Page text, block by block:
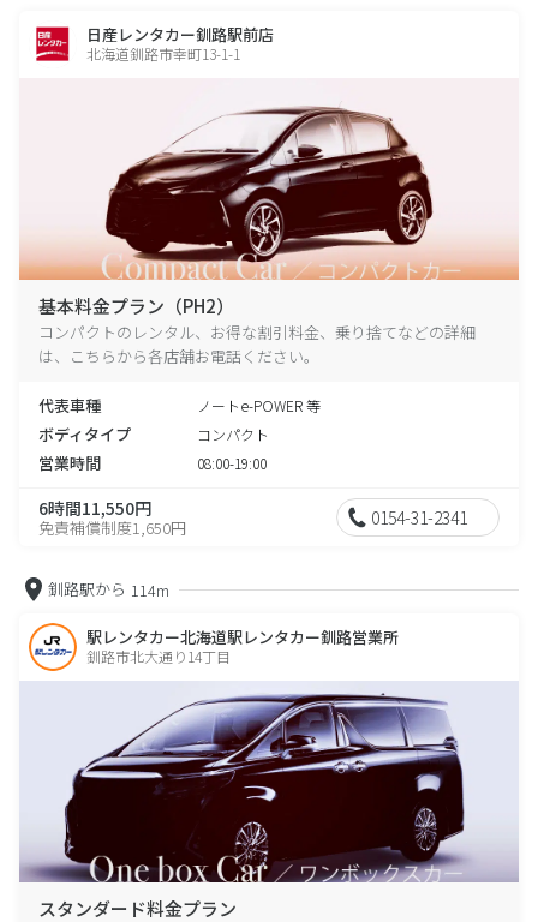
日産レンタカー釧路駅前店
北海道釧路市幸町13-1-1
基本料金プラン（PH2）
コンパクトのレンタル、お得な割引料金、乗り捨てなどの詳細
は、こちらから各店舗お電話ください。
代表車種 ノートe-POWER 等
ボディタイプ コンパクト
営業時間 08:00-19:00
6時間11,550円
免責補償制度1,650円 0154-31-2341
釧路駅から 114m
駅レンタカー北海道駅レンタカー釧路営業所
釧路市北大通り14丁目
スタンダード料金プラン